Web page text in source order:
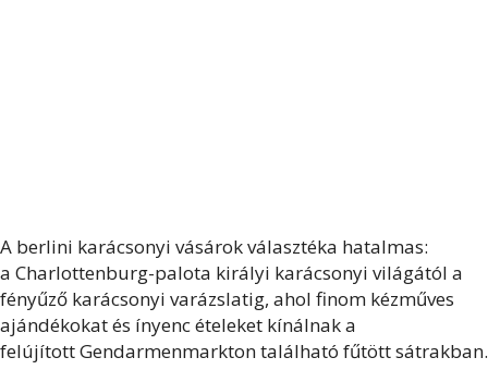
A berlini karácsonyi vásárok választéka hatalmas:
a Charlottenburg-palota királyi karácsonyi világától a
fényűző karácsonyi varázslatig, ahol finom kézműves
ajándékokat és ínyenc ételeket kínálnak a
felújítottGendarmenmarktontalálható fűtött sátrakban.